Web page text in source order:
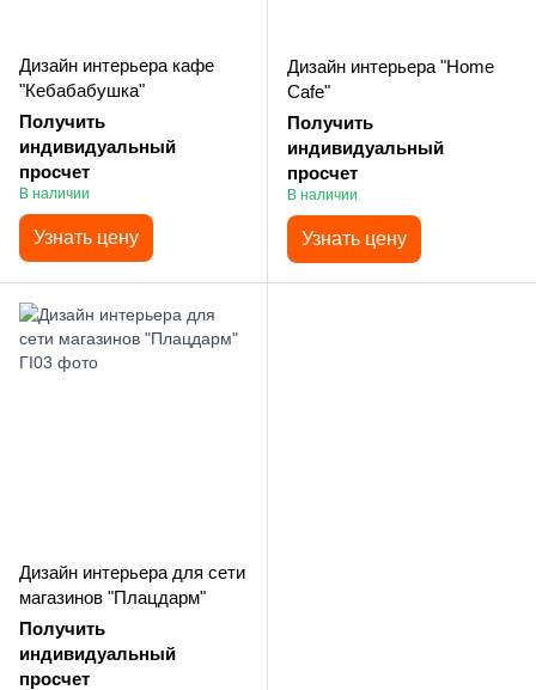
Дизайн интерьера кафе
"Кебабабушка"
Получить
индивидуальный
просчет
В наличии
Узнать цену
Дизайн интерьера "Home
Cafe"
Получить
индивидуальный
просчет
В наличии
Узнать цену
Дизайн интерьера для сети
магазинов "Плацдарм"
Получить
индивидуальный
просчет